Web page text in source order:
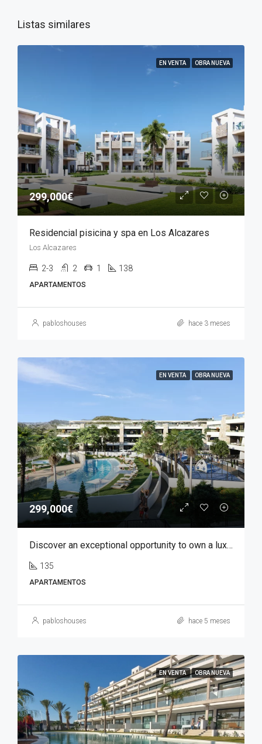
Listas similares
EN VENTA OBRA NUEVA
299,000€
Residencial pisicina y spa en Los Alcazares
Los Alcazares
2-3 2 1 138
APARTAMENTOS
pabloshouses hace 3 meses
EN VENTA OBRA NUEVA
299,000€
Discover an exceptional opportunity to own a luxury apartment in Font del Llop, one of the most prestigious residential golf resorts in the Costa Blanca region.
135
APARTAMENTOS
pabloshouses hace 5 meses
EN VENTA OBRA NUEVA